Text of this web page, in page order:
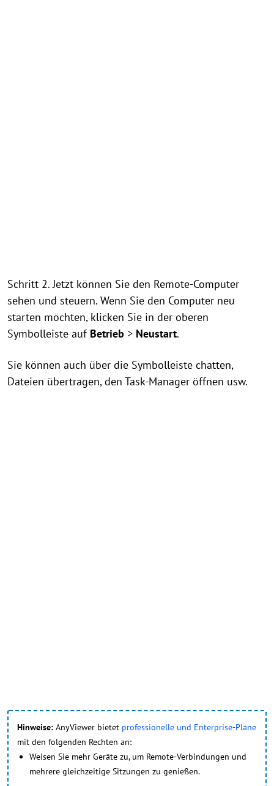
Schritt 2. Jetzt können Sie den Remote-Computer
sehen und steuern. Wenn Sie den Computer neu
starten möchten, klicken Sie in der oberen
Symbolleiste auf Betrieb > Neustart.
Sie können auch über die Symbolleiste chatten,
Dateien übertragen, den Task-Manager öffnen usw.
Hinweise: AnyViewer bietet professionelle und Enterprise-Pläne
mit den folgenden Rechten an:
Weisen Sie mehr Geräte zu, um Remote-Verbindungen und
mehrere gleichzeitige Sitzungen zu genießen.